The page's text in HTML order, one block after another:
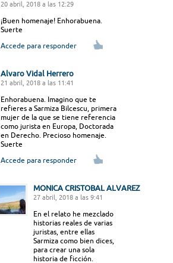
20 abril, 2018 a las 12:29
¡Buen homenaje! Enhorabuena.
Suerte
Accede para responder
Alvaro Vidal Herrero
21 abril, 2018 a las 11:41
Enhorabuena. Imagino que te
refieres a Sarmiza Bilcescu, primera
mujer de la que se tiene referencia
como jurista en Europa, Doctorada
en Derecho. Precioso homenaje.
Suerte
Accede para responder
MONICA CRISTOBAL ALVAREZ
27 abril, 2018 a las 9:41
En el relato he mezclado
historias reales de varias
juristas, entre ellas
Sarmiza como bien dices,
para crear una sola
historia de ficción.